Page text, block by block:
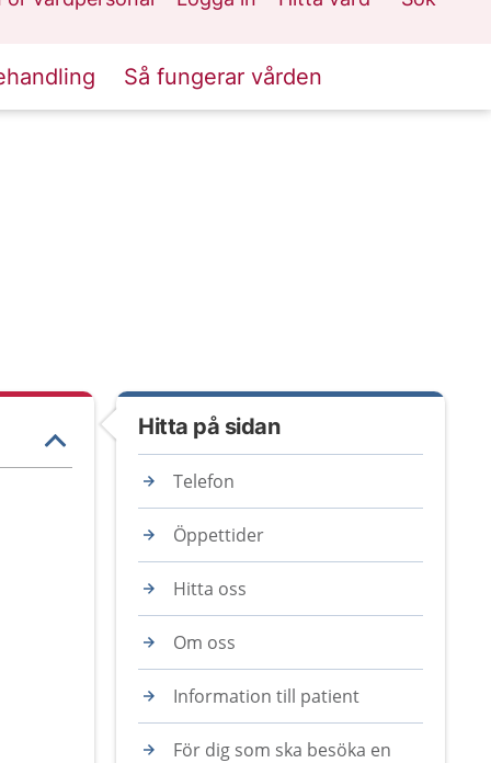
Så fungerar vården
Hitta på sidan
Telefon
Öppettider
Hitta oss
Om oss
Information till patient
För dig som ska besöka en